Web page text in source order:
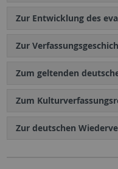
Zur Entwicklung des
Zur
Zum geltenden
Zum
Zur deutschen